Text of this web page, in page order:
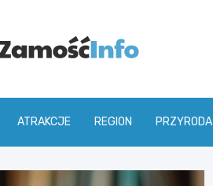
ATRAKCJE REGION PRZYRODA